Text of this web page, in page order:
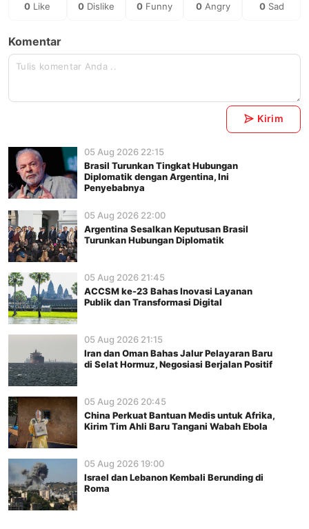
0 Like 0 Dislike 0 Funny 0 Angry 0 Sad
Komentar
Kirim
05 Aug 2026 22:15
Brasil Turunkan Tingkat Hubungan
Diplomatik dengan Argentina, Ini
Penyebabnya
05 Aug 2026 22:00
Argentina Sesalkan Keputusan Brasil
Turunkan Hubungan Diplomatik
05 Aug 2026 21:45
ACCSM ke-23 Bahas Inovasi Layanan
Publik dan Transformasi Digital
05 Aug 2026 21:15
Iran dan Oman Bahas Jalur Pelayaran Baru
di Selat Hormuz, Negosiasi Berjalan Positif
05 Aug 2026 20:45
China Perkuat Bantuan Medis untuk Afrika,
Kirim Tim Ahli Baru Tangani Wabah Ebola
05 Aug 2026 19:00
Israel dan Lebanon Kembali Berunding di
Roma